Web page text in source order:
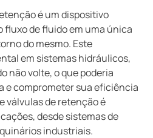
é um dispositivo
fluxo de fluido em uma única
do mesmo. Este
em sistemas hidráulicos,
não volte, o que poderia
e comprometer sua eficiência
válvulas de retenção é
desde sistemas de
industriais.